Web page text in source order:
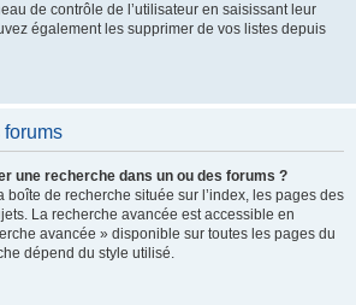
de contrôle de l’utilisateur en saisissant leur
également les supprimer de vos listes depuis
forums
une recherche dans un ou des forums ?
boîte de recherche située sur l’index, les pages des
La recherche avancée est accessible en
avancée » disponible sur toutes les pages du
dépend du style utilisé.